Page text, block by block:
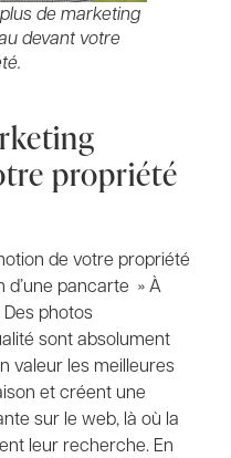
de marketing
devant votre
propriété
de votre propriété
d’une pancarte » À
photos
sont absolument
valeur les meilleures
et créent une
sur le web, là où la
leur recherche. En